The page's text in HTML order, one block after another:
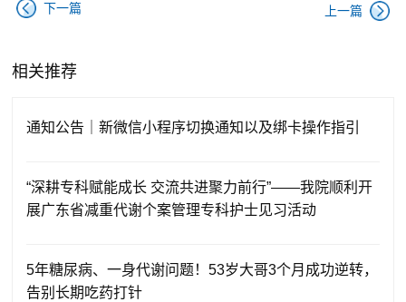
下一篇 上一篇
相关推荐
通知公告｜新微信小程序切换通知以及绑卡操作指引
“深耕专科赋能成长 交流共进聚力前行”——我院顺利开
展广东省减重代谢个案管理专科护士见习活动
5年糖尿病、一身代谢问题！53岁大哥3个月成功逆转，
告别长期吃药打针